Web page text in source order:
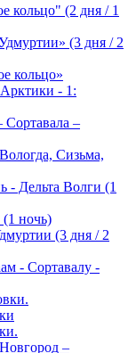
кольцо" (2 дня / 1
(3 дня / 2
кольцо»
- 1:
–
Сизьма,
- Дельта Волги (1
ночь)
(3 дня / 2
- Сортавалу -
–